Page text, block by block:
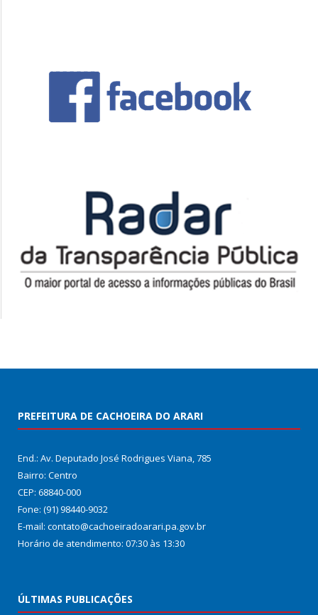
PREFEITURA DE CACHOEIRA DO ARARI
End.: Av. Deputado José Rodrigues Viana, 785
Bairro: Centro
CEP: 68840-000
Fone: (91) 98440-9032
E-mail: contato@cachoeiradoarari.pa.gov.br
Horário de atendimento: 07:30 às 13:30
ÚLTIMAS PUBLICAÇÕES